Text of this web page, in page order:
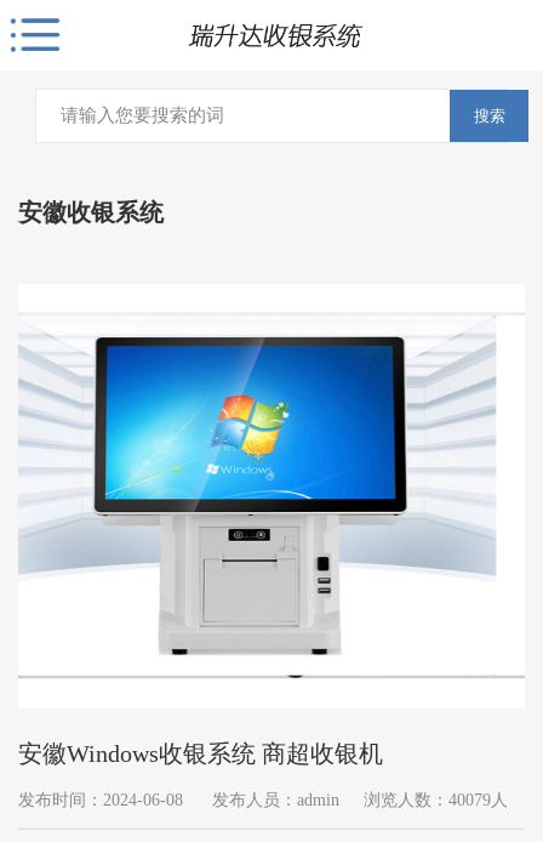
搜索
安徽收银系统
安徽Windows收银系统 商超收银机
发布时间：2024-06-08 发布人员：admin 浏览人数：40079人